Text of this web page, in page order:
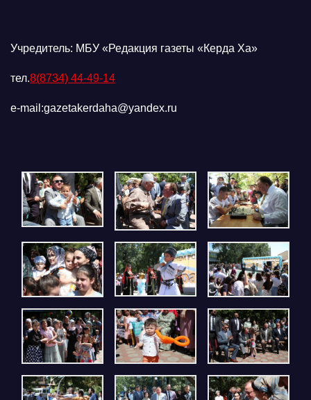
Учредитель: МБУ «Редакция газеты «Керда Ха»
тел.8(8734) 44-49-14
e-mail:gazetakerdaha@yandex.ru